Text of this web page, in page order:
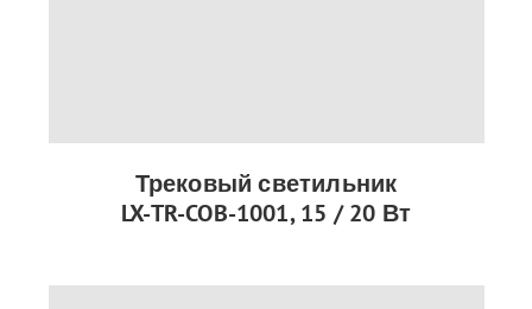
Трековый светильник
LX-TR-COB-1001, 15 / 20 Вт